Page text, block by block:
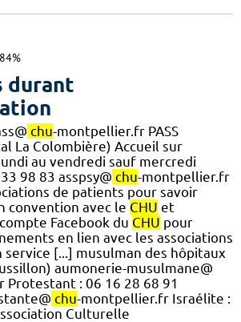
84%
durant
chu-montpellier.fr PASS
La Colombière) Accueil sur
au vendredi sauf mercredi
98 83 asspsy@ chu-montpellier.fr
de patients pour savoir
convention avec le CHU et
Facebook du CHU pour
en lien avec les associations
service [...] musulman des hôpitaux
aumonerie-musulmane@
: 06 16 28 68 91
chu-montpellier.fr Israélite :
Culturelle